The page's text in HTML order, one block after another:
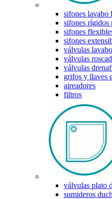
sifones lavabo
sifones rígidos
sifones
sifones
válvulas
válvulas
válvulas
grifos y llaves
aireadores
filtros
válvulas plato
sumideros